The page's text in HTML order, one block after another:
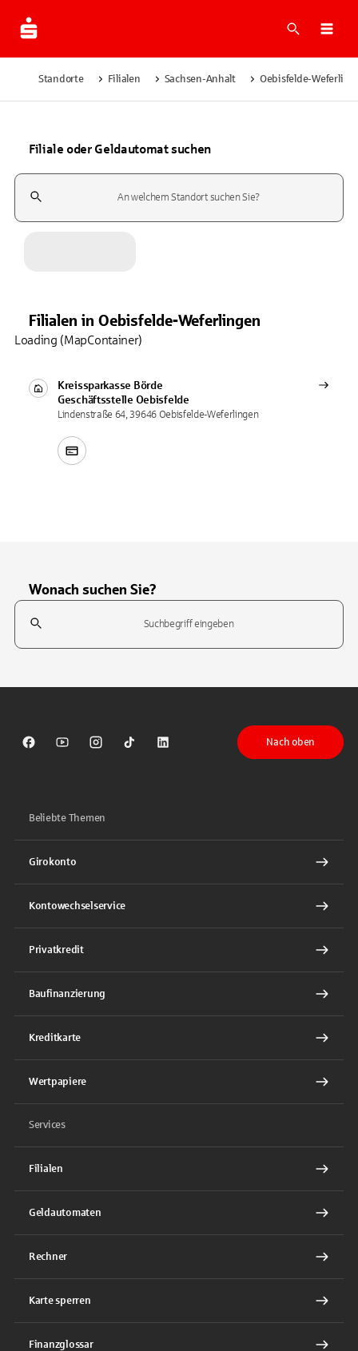
Suche
Standorte Filialen Sachsen-Anhalt Oebisfelde-
Filiale oder Geldautomat suchen
Suchfeld
Filialen in Oebisfelde-Weferlingen
Kreissparkasse Börde
Geschäftsstelle Oebisfelde
Lindenstraße 64, 39646 Oebisfelde-Weferlingen
Loading (MapContainer)
Wonach suchen Sie?
Suchfeld
Sparkasse auf Facebook
Sparkasse auf Youtube
Sparkasse auf Instagram
Sparkasse auf TikTok
Sparkasse auf LinkedIn
Nach oben
Beliebte Themen
Girokonto
Kontowechselservice
Privatkredit
Baufinanzierung
Kreditkarte
Wertpapiere
Services
Filialen
Geldautomaten
Rechner
Karte sperren
Finanzglossar